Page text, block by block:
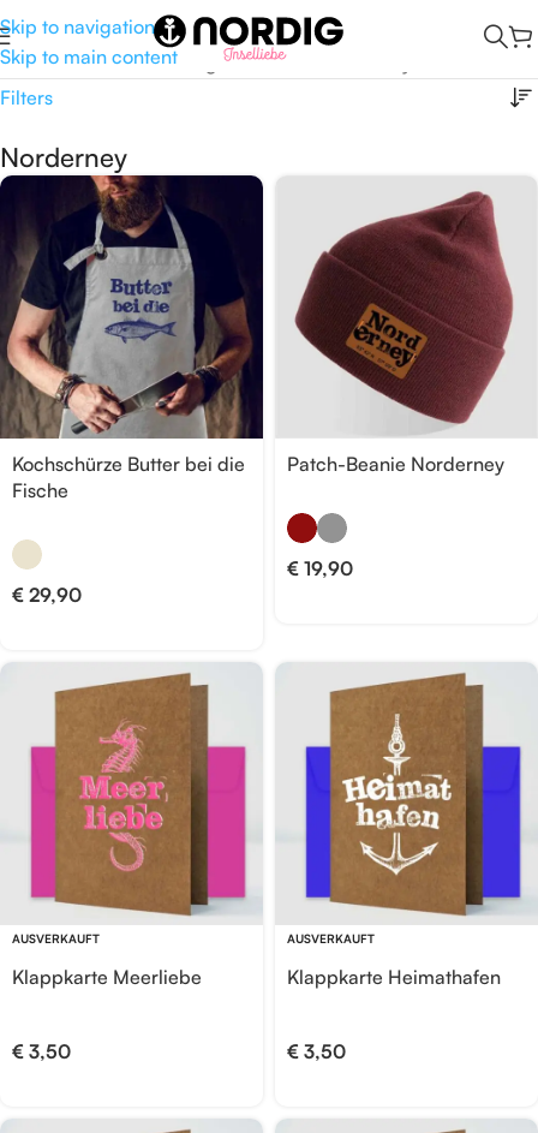
Skip to navigation
Skip to main content
Start /Produkte verschlagwortet mit „Norderney“
Filters
Norderney
Kochschürze Butter bei die
Fische
€ 29,90
Patch-Beanie Norderney
€ 19,90
AUSVERKAUFT
Klappkarte Meerliebe
€ 3,50
AUSVERKAUFT
Klappkarte Heimathafen
€ 3,50